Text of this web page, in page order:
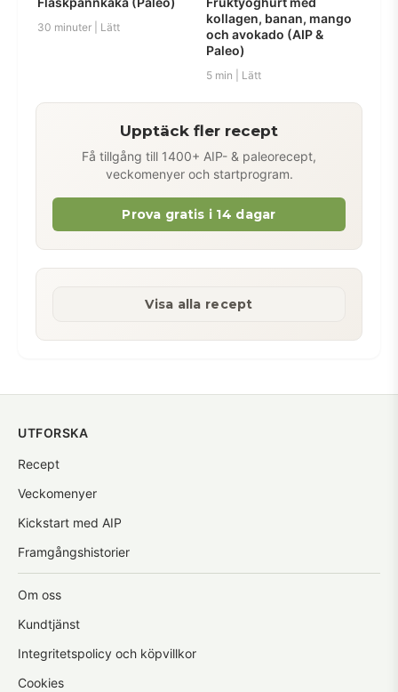
30 minuter | Lätt
kollagen, banan, mango
och avokado (AIP &
Paleo)
5 min | Lätt
Upptäck fler recept
Få tillgång till 1400+ AIP- & paleorecept,
veckomenyer och startprogram.
Prova gratis i 14 dagar
Visa alla recept
UTFORSKA
Recept
Veckomenyer
Kickstart med AIP
Framgångshistorier
Om oss
Kundtjänst
Integritetspolicy och köpvillkor
Cookies